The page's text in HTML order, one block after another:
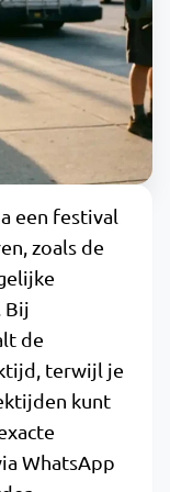
een festival
zoals de
Bij
de
terwijl je
kunt
WhatsApp